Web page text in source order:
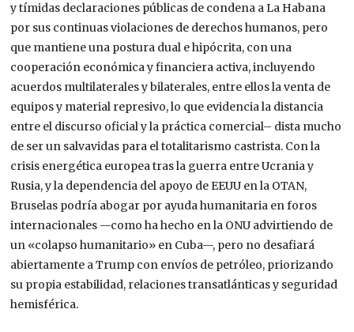
y tímidas declaraciones públicas de condena a La Habana
por sus continuasviolaciones de derechos humanos, pero
que mantiene una postura dual e hipócrita, con una
cooperación económica y financiera activa, incluyendo
acuerdos multilaterales y bilaterales, entre ellosla venta de
equipos y material represivo, lo que evidencia la distancia
entre el discurso oficial y la práctica comercial– dista mucho
de ser un salvavidas para el totalitarismo castrista. Con la
crisis energética europea tras la guerra entre Ucrania y
Rusia, y la dependencia del apoyo de EEUU en la OTAN,
Bruselas podría abogar por ayuda humanitaria en foros
internacionales —como ha hecho en la ONU advirtiendo de
un «colapso humanitario» en Cuba—, pero no desafiará
abiertamente a Trump con envíos de petróleo, priorizando
su propia estabilidad, relaciones transatlánticasy seguridad
hemisférica.